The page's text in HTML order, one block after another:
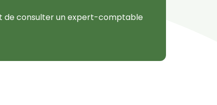
de consulter un expert-comptable